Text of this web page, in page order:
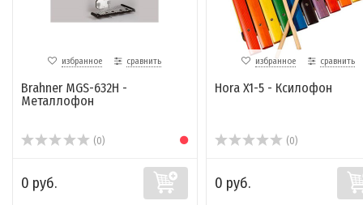
избранное сравнить
Brahner MGS-632H -
Металлофон
(0)
0 руб.
избранное сравнить
Hora X1-5 - Ксилофон
(0)
0 руб.